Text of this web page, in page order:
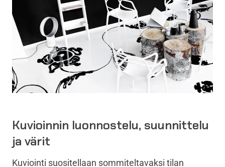
Kuvioinnin luonnostelu, suunnittelu
ja värit
Kuviointi suositellaan sommiteltavaksi tilan